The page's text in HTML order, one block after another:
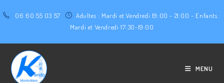
06 60 55 03 57
Adultes : Mardi et Vendredi 19:00 - 21:00 - Enfants :
Mardi et Vendredi 17:30-19:00
MENU